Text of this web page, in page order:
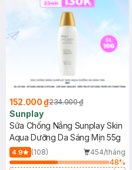
152.000 ₫234.000 ₫
Sunplay
Sữa Chống Nắng Sunplay Skin
Aqua Dưỡng Da Sáng Mịn 55g
4.9 (108)
454/tháng
48%